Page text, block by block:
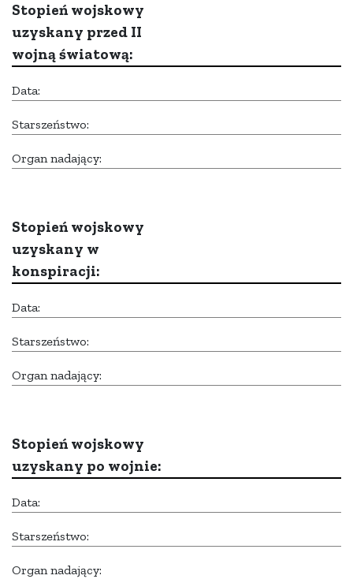
Stopień wojskowy
uzyskany przed II
wojną światową:
Data:
Starszeństwo:
Organ nadający:
Stopień wojskowy
uzyskany w
konspiracji:
Data:
Starszeństwo:
Organ nadający:
Stopień wojskowy
uzyskany po wojnie:
Data:
Starszeństwo:
Organ nadający: